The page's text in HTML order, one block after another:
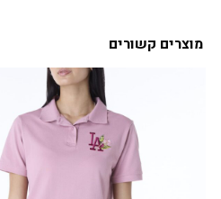
מוצרים קשורים